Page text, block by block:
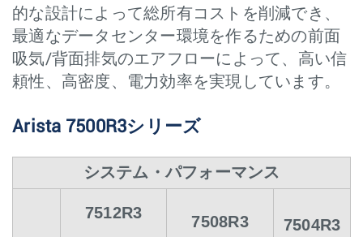
的な設計によって総所有コストを削減でき、
最適なデータセンター環境を作るための前面
吸気/背面排気のエアフローによって、高い信
頼性、高密度、電力効率を実現しています。
Arista 7500R3シリーズ
システム・パフォーマンス
7512R3 7508R3 7504R3